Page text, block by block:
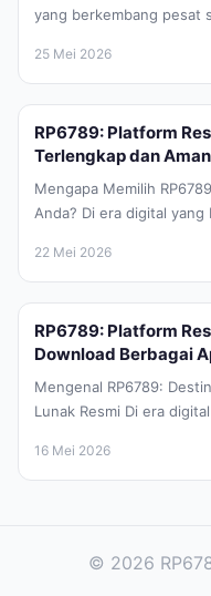
yang berkembang pesat
25 Mei 2026
RP6789: Platform
Terlengkap dan
Mengapa Memilih
Anda? Di era digital
22 Mei 2026
RP6789: Platform
Download Berbagai
Mengenal RP6789:
Lunak Resmi Di era
16 Mei 2026
© 2026